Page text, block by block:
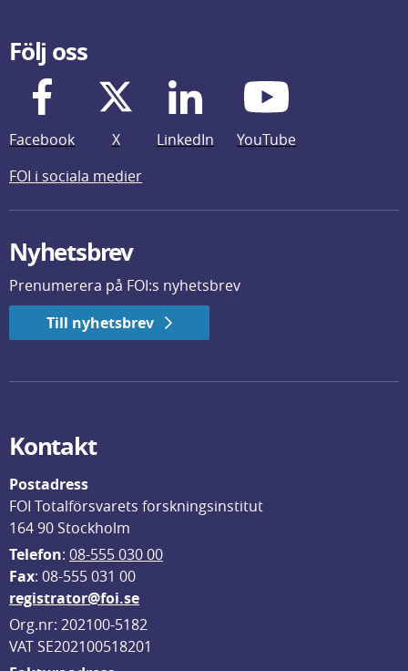
Följ oss
Facebook X LinkedIn
YouTube
FOI i sociala medier
Nyhetsbrev
Prenumerera på FOI:s nyhetsbrev
Till nyhetsbrev
Kontakt
Postadress
FOI Totalförsvarets forskningsinstitut
164 90 Stockholm
Telefon: 08-555 030 00
Fax: 08-555 031 00
registrator@foi.se
Org.nr: 202100-5182
VAT SE202100518201